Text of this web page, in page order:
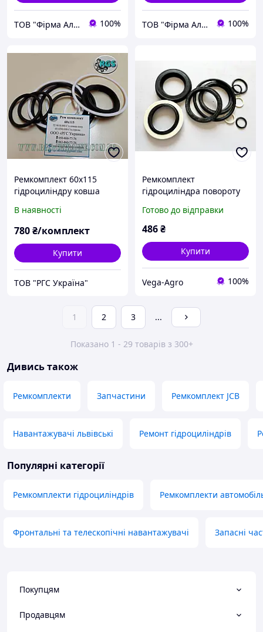
ТОВ "Фірма Альтаріс" 100% ТОВ "Фірма Альтаріс" 100%
Ремкомплект 60х115
гідроциліндру ковша
72.9018.000
В наявності
780₴/комплект
Купити
ТОВ "РГС Україна"
Ремкомплект
гідроциліндра повороту
К-1112 на екскаватор
погрузчик) (на базі
Готово до відправки
486₴
Купити
Vega-Agro 100%
1 2 3 ...
Показано 1 - 29 товарів з 300+
Дивись також
Ремкомплекти Запчастини Ремкомплект JCB
Навантажувачі львівські Ремонт гідроциліндрів
Популярні категорії
Ремкомплекти гідроциліндрів Ремкомплекти
Фронтальні та телескопічні навантажувачі Запасні
Покупцям
Продавцям